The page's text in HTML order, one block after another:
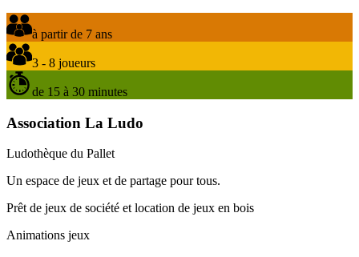
à partir de 7 ans
3 - 8 joueurs
de 15 à 30 minutes
Association La Ludo
Ludothèque du Pallet
Un espace de jeux et de partage pour tous.
Prêt de jeux de société et location de jeux en bois
Animations jeux